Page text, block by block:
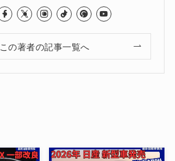
この著者の記事一覧へ